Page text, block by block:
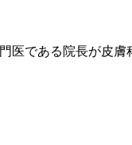
門医である院長が皮